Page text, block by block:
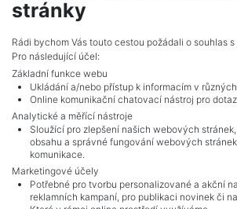
Celkem10inzerátů.
stránky
Rádi bychom Vás touto cestou požádali o souhlas
Pro následující účel:
Základní funkce webu
Ukládání a/nebo přístup k informacím v
Online komunikační chatovací nástroj pro
Analytické a měřící nástroje
Sloužící pro zlepšení našich webových
obsahu a správné fungování webových
komunikace.
Marketingové účely
Potřebné pro tvorbu personalizované a akční
reklamních kampaní, pro publikaci novinek či